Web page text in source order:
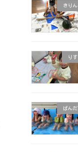
きりん
りす
ぱんだ